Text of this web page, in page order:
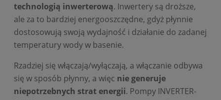
technologią inwerterową. Inwertery są droższe,
ale za to bardziej energooszczędne, gdyż płynnie
dostosowują swoją wydajność i działanie do zadanej
temperatury wody w basenie.
Rzadziej się włączają/wyłączają, a włączanie odbywa
się w sposób płynny, a więc nie generuje
niepotrzebnych strat energii. Pompy INVERTER-